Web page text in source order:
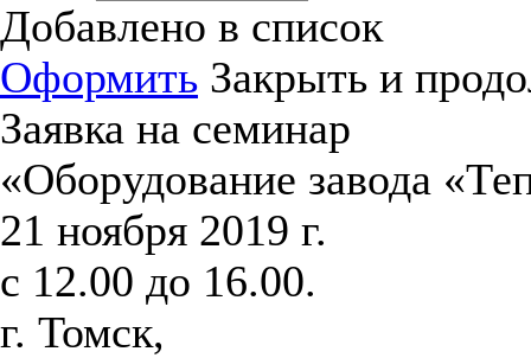
Добавлено в список
Оформить Закрыть и
Заявка на семинар
«Оборудование завода
21 ноября 2019 г.
с 12.00 до 16.00.
г. Томск,